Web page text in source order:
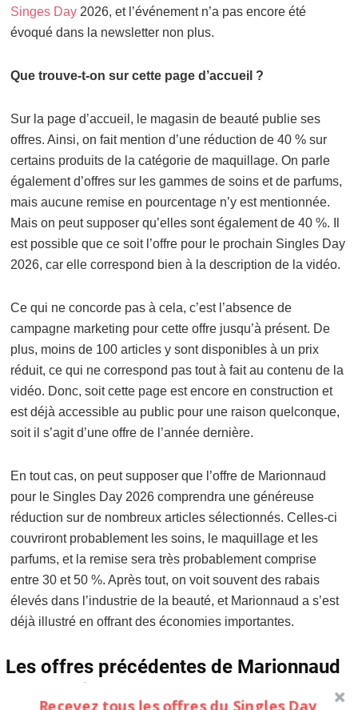
Singes Day 2026, et l’événement n’a pas encore été
évoqué dans la newsletter non plus.
Que trouve-t-on sur cette page d’accueil ?
Sur la page d’accueil, le magasin de beauté publie ses
offres. Ainsi, on fait mention d’une réduction de 40 % sur
certains produits de la catégorie de maquillage. On parle
également d’offres sur les gammes de soins et de parfums,
mais aucune remise en pourcentage n’y est mentionnée.
Mais on peut supposer qu’elles sont également de 40 %. Il
est possible que ce soit l’offre pour le prochain Singles Day
2026, car elle correspond bien à la description de la vidéo.
Ce qui ne concorde pas à cela, c’est l’absence de
campagne marketing pour cette offre jusqu’à présent. De
plus, moins de 100 articles y sont disponibles à un prix
réduit, ce qui ne correspond pas tout à fait au contenu de la
vidéo. Donc, soit cette page est encore en construction et
est déjà accessible au public pour une raison quelconque,
soit il s’agit d’une offre de l’année dernière.
En tout cas, on peut supposer que l’offre de Marionnaud
pour le Singles Day 2026 comprendra une généreuse
réduction sur de nombreux articles sélectionnés. Celles-ci
couvriront probablement les soins, le maquillage et les
parfums, et la remise sera très probablement comprise
entre 30 et 50 %. Après tout, on voit souvent des rabais
élevés dans l’industrie de la beauté, et Marionnaud a s’est
déjà illustré en offrant des économies importantes.
Les offres précédentes de Marionnaud
Recevez tous les offres du Singles Day